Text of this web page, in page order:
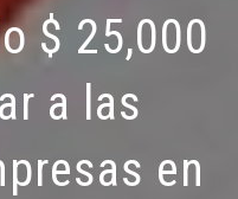
$ 25,000
a las
en